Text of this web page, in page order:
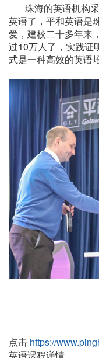
珠海的英语机构采
英语了，平和英语是
爱，建校二十多年来
过10万人了，实践证
式是一种高效的英语
点击 https://
英语课程详情